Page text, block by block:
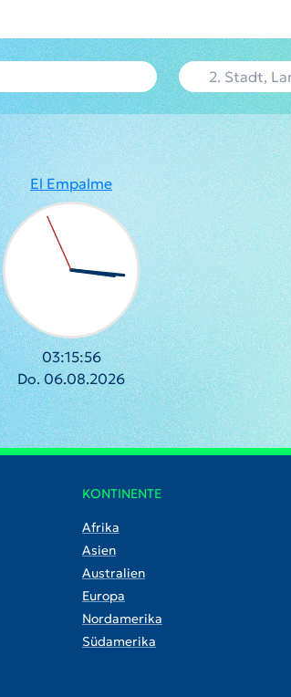
El Empalme
03:15:57
Do. 06.08.2026
KONTINENTE
Afrika
Asien
Australien
Europa
Nordamerika
Südamerika